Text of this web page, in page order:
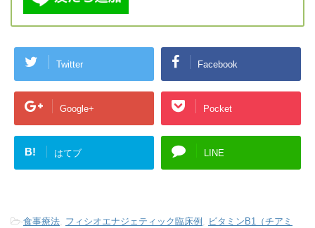
Twitter Facebook
Google+ Pocket
B! はてブ LINE
-食事療法, フィシオエナジェティック臨床例 , ビタミンB1（チアミ